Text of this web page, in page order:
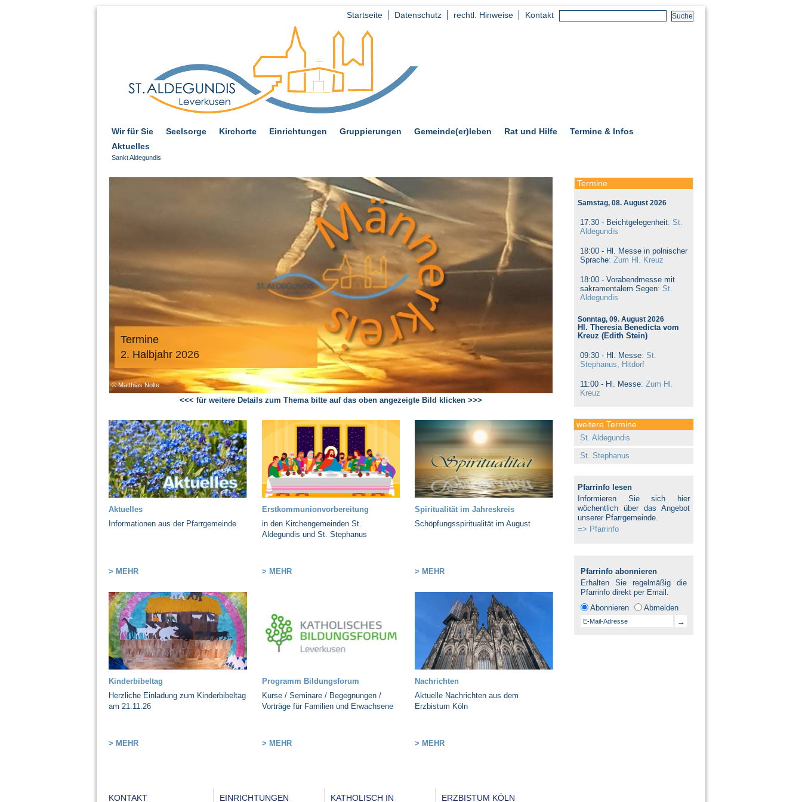
Startseite Datenschutz rechtl. Hinweise Kontakt
Wir für Sie Seelsorge Kirchorte Einrichtungen Gruppierungen Gemeinde(er)leben Rat und Hilfe
Termine & Infos
Aktuelles
Sankt Aldegundis
Termine
Samstag, 08. August 2026
17:30 - Beichtgelegenheit: St.
Aldegundis
18:00 - Hl. Messe in polnischer
Sprache: Zum Hl. Kreuz
18:00 - Vorabendmesse mit
sakramentalem Segen: St.
Aldegundis
Sonntag, 09. August 2026
Hl. Theresia Benedicta vom
Kreuz (Edith Stein)
09:30 - Hl. Messe: St.
Stephanus, Hitdorf
11:00 - Hl. Messe: Zum Hl.
Kreuz
weitere Termine
St. Aldegundis
St. Stephanus
Pfarrinfo lesen
Informieren Sie sich hier
wöchentlich über das Angebot
unserer Pfarrgemeinde.
=> Pfarrinfo
Pfarrinfo abonnieren
Erhalten Sie regelmäßig die
Pfarrinfo direkt per Email.
Abonnieren
Abmelden
→
Termine
2. Halbjahr 2026
<<< für weitere Details zum Thema bitte auf das oben angezeigte Bild klicken >>>
Aktuelles
Informationen aus der Pfarrgemeinde
> MEHR
Erstkommunionvorbereitung
in den Kirchengemeinden St.
Aldegundis und St. Stephanus
> MEHR
Spiritualität im Jahreskreis
Schöpfungsspiritualität im August
> MEHR
Kinderbibeltag
Herzliche Einladung zum Kinderbibeltag
am 21.11.26
> MEHR
Programm Bildungsforum
Kurse / Seminare / Begegnungen /
Vorträge für Familien und Erwachsene
> MEHR
Nachrichten
Aktuelle Nachrichten aus dem
Erzbistum Köln
> MEHR
KONTAKT EINRICHTUNGEN KATHOLISCH IN ERZBISTUM KÖLN